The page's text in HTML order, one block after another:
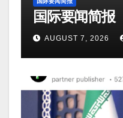
国际要闻简报
AUGUST 7, 2026